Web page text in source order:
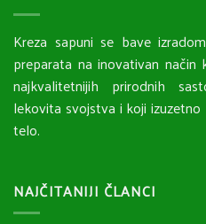
Kreza sapuni se bave
preparata na inovativan
najkvalitetnijih prirodnih
lekovita svojstva i koji
telo.
NAJČITANIJI ČLANCI